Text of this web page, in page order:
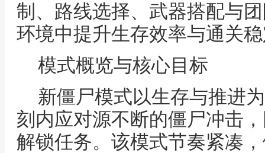
制、路线选择、武器搭配与
环境中提升生存效率与通关
模式概览与核心目标
新僵尸模式以生存与推进
刻内应对源不断的僵尸冲击
解锁任务。该模式节奏紧凑